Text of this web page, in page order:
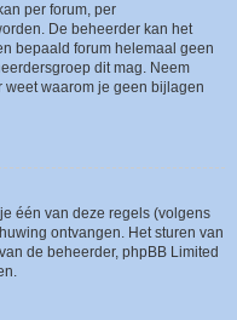
per forum, per
De beheerder kan het
bepaald forum helemaal geen
dit mag. Neem
weet waarom je geen bijlagen
één van deze regels (volgens
ontvangen. Het sturen van
de beheerder, phpBB Limited